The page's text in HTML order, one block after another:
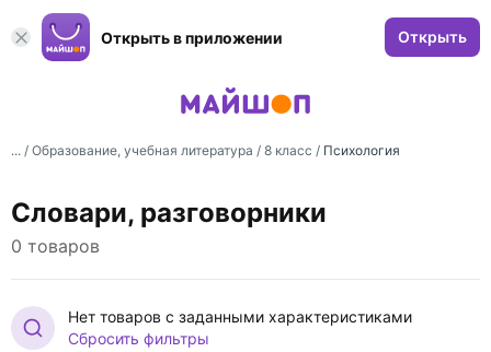
Открыть в приложении Открыть
... / Образование, учебная литература / 8 класс / Психология
Словари, разговорники
0 товаров
Нет товаров с заданными характеристиками
Сбросить фильтры